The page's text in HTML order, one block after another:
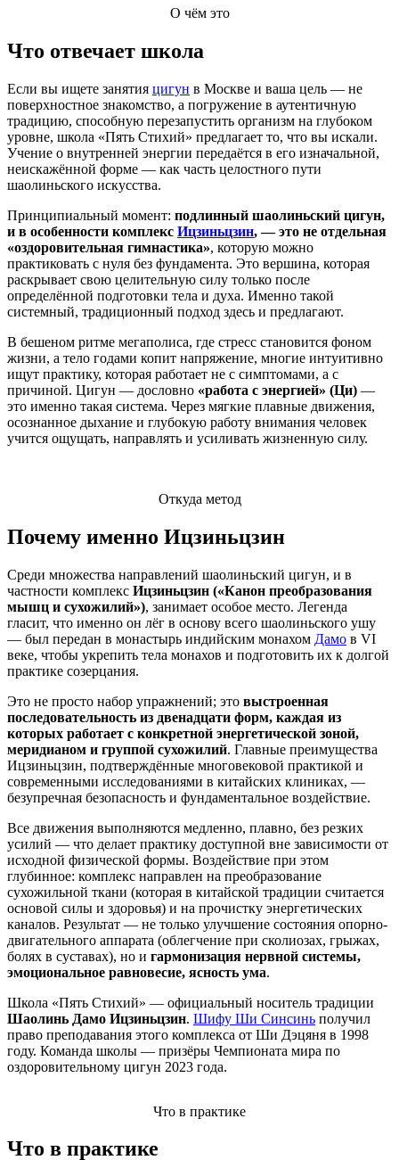
О чём это
Что отвечает школа
Если вы ищете занятия цигун в Москве и ваша цель — не
поверхностное знакомство, а погружение в аутентичную
традицию, способную перезапустить организм на глубоком
уровне, школа «Пять Стихий» предлагает то, что вы искали.
Учение о внутренней энергии передаётся в его изначальной,
неискажённой форме — как часть целостного пути
шаолиньского искусства.
Принципиальный момент: подлинный шаолиньский цигун,
и в особенности комплекс Ицзиньцзин, — это не отдельная
«оздоровительная гимнастика», которую можно
практиковать с нуля без фундамента. Это вершина, которая
раскрывает свою целительную силу только после
определённой подготовки тела и духа. Именно такой
системный, традиционный подход здесь и предлагают.
В бешеном ритме мегаполиса, где стресс становится фоном
жизни, а тело годами копит напряжение, многие интуитивно
ищут практику, которая работает не с симптомами, а с
причиной. Цигун — дословно «работа с энергией» (Ци) —
это именно такая система. Через мягкие плавные движения,
осознанное дыхание и глубокую работу внимания человек
учится ощущать, направлять и усиливать жизненную силу.
Откуда метод
Почему именно Ицзиньцзин
Среди множества направлений шаолиньский цигун, и в
частности комплекс Ицзиньцзин («Канон преобразования
мышц и сухожилий»), занимает особое место. Легенда
гласит, что именно он лёг в основу всего шаолиньского ушу
— был передан в монастырь индийским монахом Дамо в VI
веке, чтобы укрепить тела монахов и подготовить их к долгой
практике созерцания.
Это не просто набор упражнений; это выстроенная
последовательность из двенадцати форм, каждая из
которых работает с конкретной энергетической зоной,
меридианом и группой сухожилий. Главные преимущества
Ицзиньцзин, подтверждённые многовековой практикой и
современными исследованиями в китайских клиниках, —
безупречная безопасность и фундаментальное воздействие.
Все движения выполняются медленно, плавно, без резких
усилий — что делает практику доступной вне зависимости от
исходной физической формы. Воздействие при этом
глубинное: комплекс направлен на преобразование
сухожильной ткани (которая в китайской традиции считается
основой силы и здоровья) и на прочистку энергетических
каналов. Результат — не только улучшение состояния опорно-
двигательного аппарата (облегчение при сколиозах, грыжах,
болях в суставах), но и гармонизация нервной системы,
эмоциональное равновесие, ясность ума.
Школа «Пять Стихий» — официальный носитель традиции
Шаолинь Дамо Ицзиньцзин. Шифу Ши Синсинь получил
право преподавания этого комплекса от Ши Дэцяня в 1998
году. Команда школы — призёры Чемпионата мира по
оздоровительному цигун 2023 года.
Что в практике
Что в практике